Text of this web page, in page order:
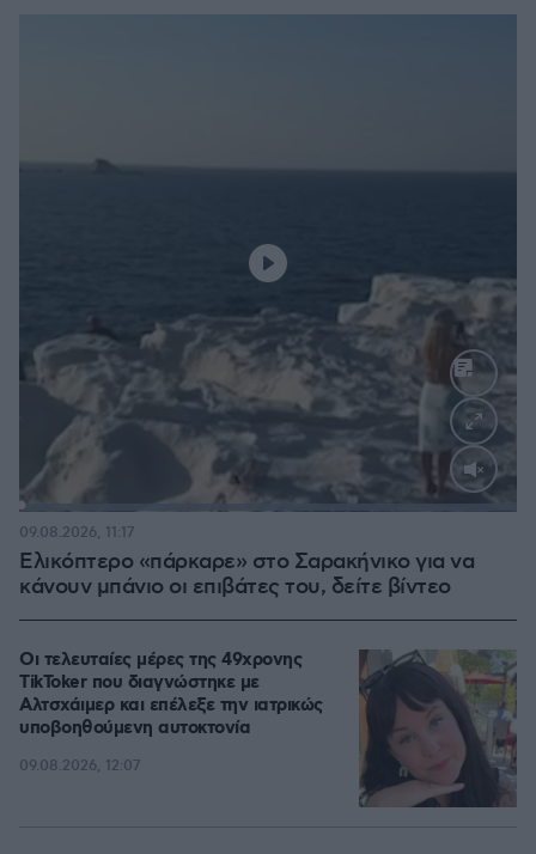
Loaded
Ελικόπτερο «πάρκαρε» στο Σαρακήνικο για να
κάνουν μπάνιο οι επιβάτες του, δείτε βίντεο
09.08.2026, 11:17
Οι τελευταίες μέρες της 49χρονης
TikToker που διαγνώστηκε με
Αλτσχάιμερ και επέλεξε την ιατρικώς
υποβοηθούμενη αυτοκτονία
09.08.2026, 12:07